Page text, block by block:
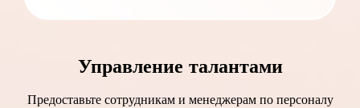
Управление талантами
Предоставьте сотрудникам и менеджерам по персоналу